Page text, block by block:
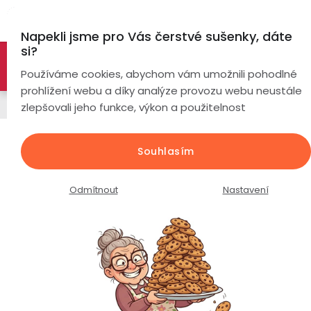
Napekli jsme pro Vás čerstvé sušenky, dáte
si?
Používáme cookies, abychom vám umožnili pohodlné
prohlížení webu a díky analýze provozu webu neustále
zlepšovali jeho funkce, výkon a použitelnost
Nastavení
Odmítnout
Souhlasím
obsah
🚀 Nové modely DRONŮ 🚀
-26%
PROZKOUMAT NABÍDKU
náramky
Chytré
podle
Dámské
Chytré
sluchátka
Drony
Dron KF106 MAX / 4K Full HD
kamera / WiFi / GPS / 3osý gimbal
/ detekce překážek /
produktu